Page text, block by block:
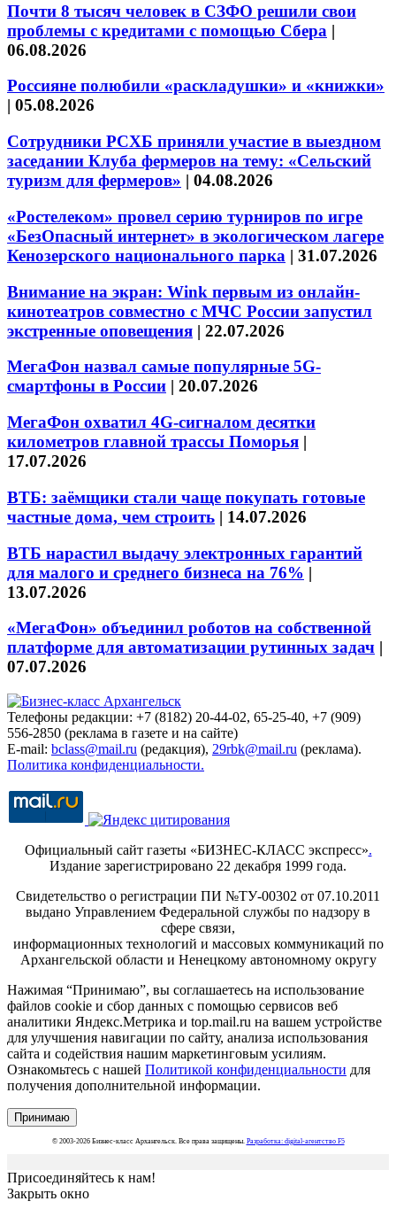
Почти 8 тысяч человек в СЗФО решили свои
проблемы с кредитами с помощью Сбера |
06.08.2026
Россияне полюбили «раскладушки» и «книжки»
| 05.08.2026
Сотрудники РСХБ приняли участие в выездном
заседании Клуба фермеров на тему: «Сельский
туризм для фермеров» | 04.08.2026
«Ростелеком» провел серию турниров по игре
«БезОпасный интернет» в экологическом лагере
Кенозерского национального парка | 31.07.2026
Внимание на экран: Wink первым из онлайн-
кинотеатров совместно с МЧС России запустил
экстренные оповещения | 22.07.2026
МегаФон назвал самые популярные 5G-
смартфоны в России | 20.07.2026
МегаФон охватил 4G-сигналом десятки
километров главной трассы Поморья |
17.07.2026
ВТБ: заёмщики стали чаще покупать готовые
частные дома, чем строить | 14.07.2026
ВТБ нарастил выдачу электронных гарантий
для малого и среднего бизнеса на 76% |
13.07.2026
«МегаФон» объединил роботов на собственной
платформе для автоматизации рутинных задач |
07.07.2026
Телефоны редакции: +7 (8182) 20-44-02, 65-25-40, +7 (909)
556-2850 (реклама в газете и на сайте)
E-mail: bclass@mail.ru (редакция), 29rbk@mail.ru (реклама).
Политика конфиденциальности.
Официальный сайт газеты «БИЗНЕС-КЛАСС экспресс».
Издание зарегистрировано 22 декабря 1999 года.
Свидетельство о регистрации ПИ №ТУ-00302 от 07.10.2011
выдано Управлением Федеральной службы по надзору в
сфере связи,
информационных технологий и массовых коммуникаций по
Архангельской области и Ненецкому автономному округу
Нажимая “Принимаю”, вы соглашаетесь на использование
файлов cookie и сбор данных с помощью сервисов веб
аналитики Яндекс.Метрика и top.mail.ru на вашем устройстве
для улучшения навигации по сайту, анализа использования
сайта и содействия нашим маркетинговым усилиям.
Ознакомьтесь с нашей Политикой конфиденциальности для
получения дополнительной информации.
Принимаю
© 2003-2026 Бизнес-класс Архангельск. Все права защищены. Разработка: digital-агентство F5
Присоединяйтесь к нам!
Закрыть окно